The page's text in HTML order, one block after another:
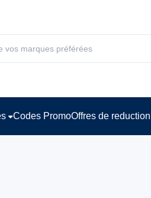
Codes PromoOffres de reduction